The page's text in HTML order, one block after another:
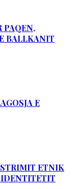
PAQEN,
BALLKANIT
E
ETNIK
IDENTITETIT